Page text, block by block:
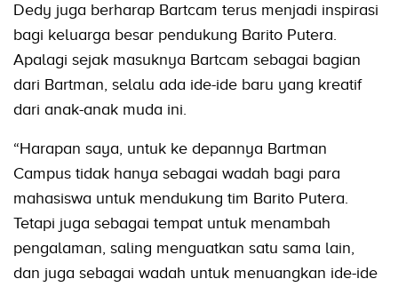
Dedy juga berharap Bartcam terus menjadi inspirasi
bagi keluarga besar pendukung Barito Putera.
Apalagi sejak masuknya Bartcam sebagai bagian
dari Bartman, selalu ada ide-ide baru yang kreatif
dari anak-anak muda ini.
“Harapan saya, untuk ke depannya Bartman
Campus tidak hanya sebagai wadah bagi para
mahasiswa untuk mendukung tim Barito Putera.
Tetapi juga sebagai tempat untuk menambah
pengalaman, saling menguatkan satu sama lain,
dan juga sebagai wadah untuk menuangkan ide-ide